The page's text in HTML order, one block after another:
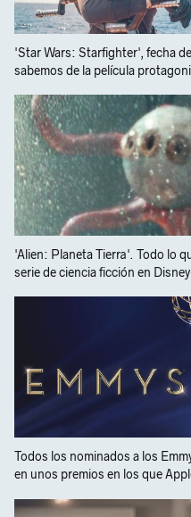
'Star Wars: Starfighter', fecha
sabemos de la película
'Alien: Planeta Tierra'. Todo lo
serie de ciencia ficción en
Todos los nominados a los
en unos premios en los que